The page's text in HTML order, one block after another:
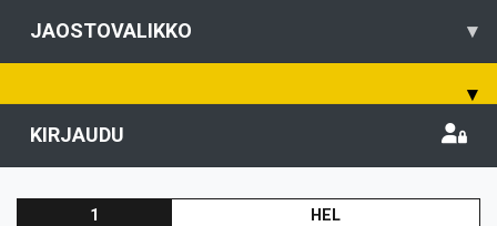
JAOSTOVALIKKO ▾
▾
KIRJAUDU
1 HEL